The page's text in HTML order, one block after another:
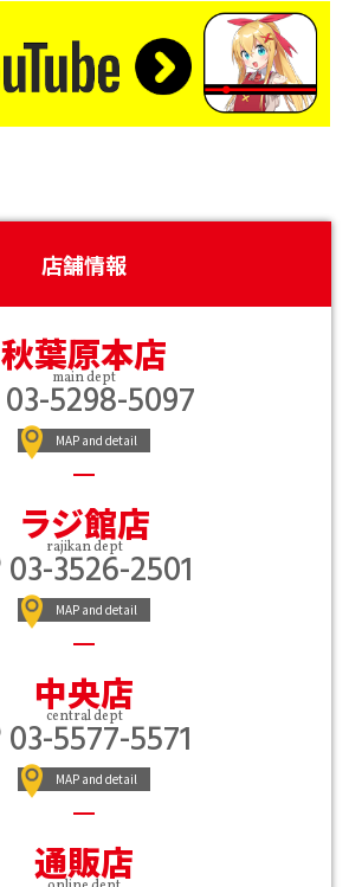
店舗情報
秋葉原本店
main dept
03-5298-5097
MAP and detail
ラジ館店
rajikan dept
03-3526-2501
MAP and detail
中央店
central dept
03-5577-5571
MAP and detail
通販店